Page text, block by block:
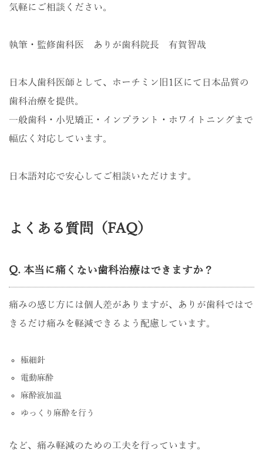
気軽にご相談ください。
執筆・監修歯科医 ありが歯科院長 有賀智哉
日本人歯科医師として、ホーチミン旧1区にて日本品質の
歯科治療を提供。
一般歯科・小児矯正・インプラント・ホワイトニングまで
幅広く対応しています。
日本語対応で安心してご相談いただけます。
よくある質問（FAQ）
Q. 本当に痛くない歯科治療はできますか？
痛みの感じ方には個人差がありますが、ありが歯科ではで
きるだけ痛みを軽減できるよう配慮しています。
極細針
電動麻酔
麻酔液加温
ゆっくり麻酔を行う
など、痛み軽減のための工夫を行っています。